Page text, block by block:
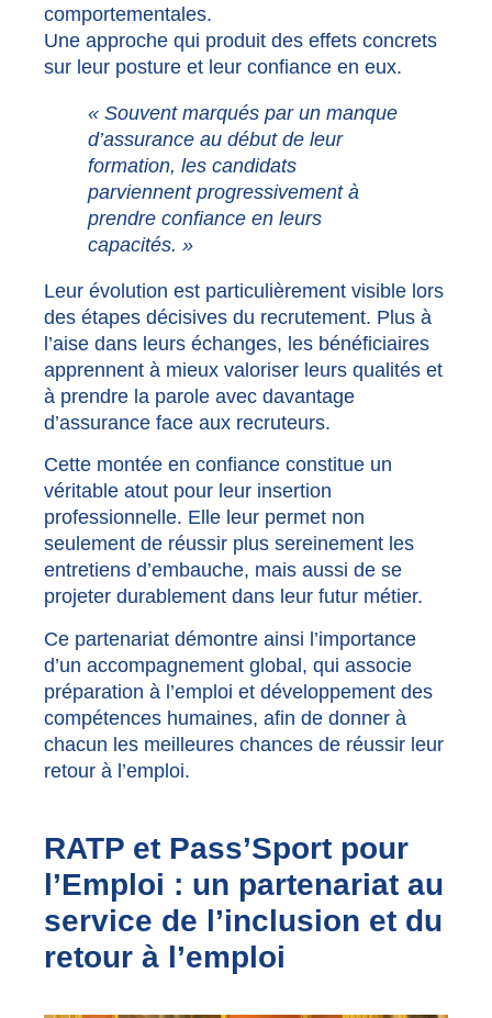
comportementales.
Une approche qui produit des effets concrets
sur leur posture et leur confiance en eux.
« Souvent marqués par un manque
d’assurance au début de leur
formation, les candidats
parviennent progressivement à
prendre confiance en leurs
capacités. »
Leur évolution est particulièrement visible lors
des étapes décisives du recrutement. Plus à
l’aise dans leurs échanges, les bénéficiaires
apprennent à mieux valoriser leurs qualités et
à prendre la parole avec davantage
d’assurance face aux recruteurs.
Cette montée en confiance constitue un
véritable atout pour leur insertion
professionnelle. Elle leur permet non
seulement de réussir plus sereinement les
entretiens d’embauche, mais aussi de se
projeter durablement dans leur futur métier.
Ce partenariat démontre ainsi l’importance
d’un accompagnement global, qui associe
préparation à l’emploi et développement des
compétences humaines, afin de donner à
chacun les meilleures chances de réussir leur
retour à l’emploi.
RATP et Pass’Sport pour
l’Emploi : un partenariat au
service de l’inclusion et du
retour à l’emploi